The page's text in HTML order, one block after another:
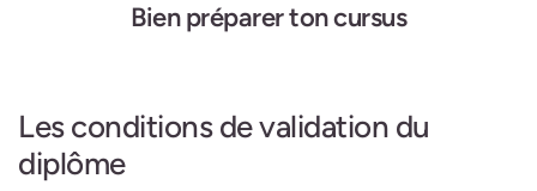
Bien préparer ton cursus
Les conditions de validation du
diplôme